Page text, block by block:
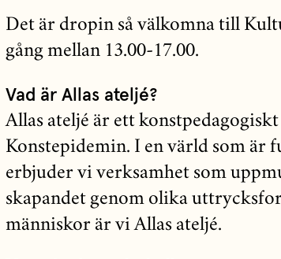
Det är dropin så välkomna till
gång mellan 13.00-17.00.
Vad är Allas ateljé?
Allas ateljé är ett
Konstepidemin. I en värld som är
erbjuder vi verksamhet som
skapandet genom olika
människor är vi Allas ateljé.